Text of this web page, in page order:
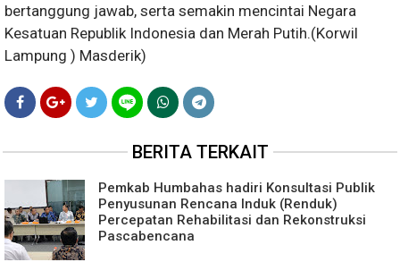
bertanggung jawab, serta semakin mencintai Negara
Kesatuan Republik Indonesia dan Merah Putih.(Korwil
Lampung ) Masderik)
BERITA TERKAIT
Pemkab Humbahas hadiri Konsultasi Publik
Penyusunan Rencana Induk (Renduk)
Percepatan Rehabilitasi dan Rekonstruksi
Pascabencana